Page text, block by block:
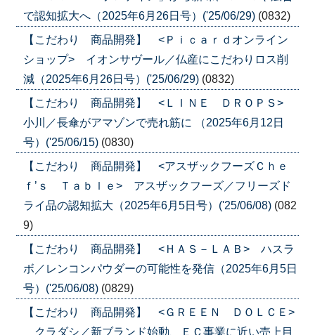
で認知拡大へ（2025年6月26日号）('25/06/29) (0832)
【こだわり 商品開発】 <Ｐｉｃａｒｄオンライン
ショップ> イオンサヴール／仏産にこだわりロス削
減（2025年6月26日号）('25/06/29) (0832)
【こだわり 商品開発】 <ＬＩＮＥ ＤＲＯＰＳ>
小川／長傘がアマゾンで売れ筋に （2025年6月12日
号）('25/06/15) (0830)
【こだわり 商品開発】 <アスザックフーズＣｈｅ
ｆ’ｓ Ｔａｂｌｅ> アスザックフーズ／フリーズド
ライ品の認知拡大（2025年6月5日号）('25/06/08) (082
9)
【こだわり 商品開発】 <ＨＡＳ－ＬＡＢ> ハスラ
ボ／レンコンパウダーの可能性を発信（2025年6月5日
号）('25/06/08) (0829)
【こだわり 商品開発】 <ＧＲＥＥＮ ＤＯＬＣＥ>
クラダシ／新ブランド始動、ＥＣ事業に近い売上目